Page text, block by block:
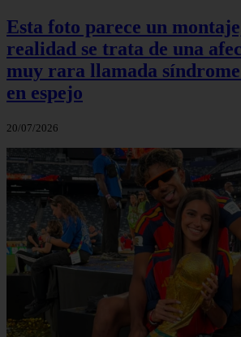
Esta foto parece un
realidad se trata de una
muy rara llamada
en espejo
20/07/2026